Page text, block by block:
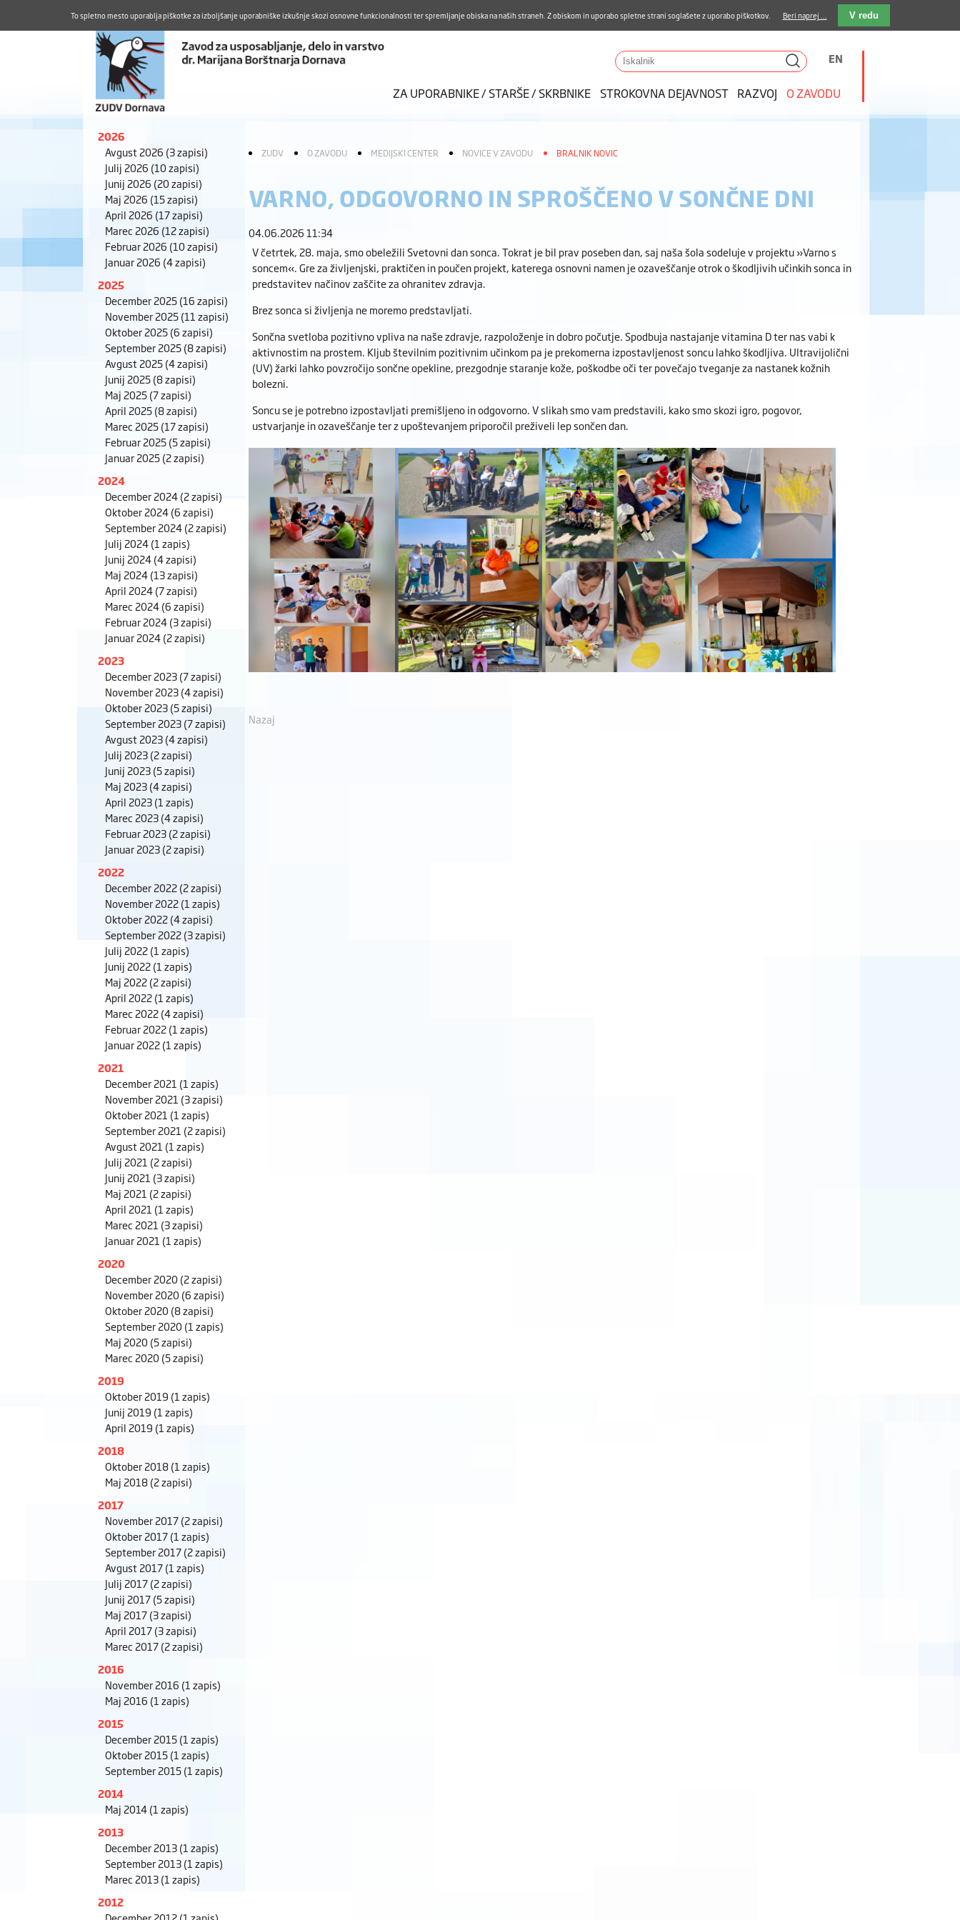
Aktualno Karierni razvoj Pohvale in pritožbe Dostava kosil Kakovost in varnost
E-pošta
Iskalnik EN
ZA UPORABNIKE / STARŠE / SKRBNIKE STROKOVNA DEJAVNOST RAZVOJ O ZAVODU
2026
Avgust 2026 (3 zapisi)
Julij 2026 (10 zapisi)
Junij 2026 (20 zapisi)
Maj 2026 (15 zapisi)
April 2026 (17 zapisi)
Marec 2026 (12 zapisi)
Februar 2026 (10 zapisi)
Januar 2026 (4 zapisi)
2025
December 2025(16 zapisi)
November 2025(11 zapisi)
Oktober 2025(6 zapisi)
September 2025(8 zapisi)
Avgust 2025(4 zapisi)
Junij 2025(8 zapisi)
Maj 2025(7 zapisi)
April 2025(8 zapisi)
Marec 2025(17 zapisi)
Februar 2025(5 zapisi)
Januar 2025(2 zapisi)
2024
December 2024(2 zapisi)
Oktober 2024(6 zapisi)
September 2024(2 zapisi)
Julij 2024(1 zapis)
Junij 2024(4 zapisi)
Maj 2024(13 zapisi)
April 2024(7 zapisi)
Marec 2024(6 zapisi)
Februar 2024(3 zapisi)
Januar 2024(2 zapisi)
2023
December 2023(7 zapisi)
November 2023(4 zapisi)
Oktober 2023(5 zapisi)
September 2023(7 zapisi)
Avgust 2023(4 zapisi)
Julij 2023(2 zapisi)
Junij 2023(5 zapisi)
Maj 2023(4 zapisi)
April 2023(1 zapis)
Marec 2023(4 zapisi)
Februar 2023(2 zapisi)
Januar 2023(2 zapisi)
2022
December 2022(2 zapisi)
November 2022(1 zapis)
Oktober 2022(4 zapisi)
September 2022(3 zapisi)
Julij 2022(1 zapis)
Junij 2022(1 zapis)
Maj 2022(2 zapisi)
April 2022(1 zapis)
Marec 2022(4 zapisi)
Februar 2022(1 zapis)
Januar 2022(1 zapis)
2021
December 2021 (1 zapis)
November 2021 (3 zapisi)
Oktober 2021 (1 zapis)
September 2021 (2 zapisi)
Avgust 2021 (1 zapis)
Julij 2021 (2 zapisi)
Junij 2021 (3 zapisi)
Maj 2021 (2 zapisi)
April 2021 (1 zapis)
Marec 2021 (3 zapisi)
Januar 2021 (1 zapis)
2020
December 2020(2 zapisi)
November 2020(6 zapisi)
Oktober 2020(8 zapisi)
September 2020(1 zapis)
Maj 2020(5 zapisi)
Marec 2020(5 zapisi)
2019
Oktober 2019 (1 zapis)
Junij 2019 (1 zapis)
April 2019 (1 zapis)
2018
Oktober 2018(1 zapis)
Maj 2018(2 zapisi)
2017
November 2017(2 zapisi)
Oktober 2017(1 zapis)
September 2017(2 zapisi)
Avgust 2017(1 zapis)
Julij 2017(2 zapisi)
Junij 2017(5 zapisi)
Maj 2017(3 zapisi)
April 2017(3 zapisi)
Marec 2017(2 zapisi)
2016
November 2016 (1 zapis)
Maj 2016 (1 zapis)
2015
December 2015(1 zapis)
Oktober 2015(1 zapis)
September 2015(1 zapis)
2014
Maj 2014(1 zapis)
2013
December 2013(1 zapis)
September 2013(1 zapis)
Marec 2013(1 zapis)
2012
ZUDV O ZAVODU MEDIJSKI CENTER NOVICE V ZAVODU BRALNIK NOVIC
VARNO, ODGOVORNO IN SPROŠČENO V SONČNE DNI
04.06.2026 11:34
V četrtek, 28. maja, smo obeležili Svetovni dan sonca. Tokrat je bil prav poseben dan, saj naša šola sodeluje v projektu »Varno s
soncem«. Gre za življenjski, praktičen in poučen projekt, katerega osnovni namen je ozaveščanje otrok o škodljivih učinkih sonca in
predstavitev načinov zaščite za ohranitev zdravja.
Brez sonca si življenja ne moremo predstavljati.
Sončna svetloba pozitivno vpliva na naše zdravje, razpoloženje in dobro počutje. Spodbuja nastajanje vitamina D ter nas vabi k
aktivnostim na prostem. Kljub številnim pozitivnim učinkom pa je prekomerna izpostavljenost soncu lahko škodljiva. Ultravijolični
(UV) žarki lahko povzročijo sončne opekline, prezgodnje staranje kože, poškodbe oči ter povečajo tveganje za nastanek kožnih
bolezni.
Soncu se je potrebno izpostavljati premišljeno in odgovorno. V slikah smo vam predstavili, kako smo skozi igro, pogovor,
ustvarjanje in ozaveščanje ter z upoštevanjem priporočil preživeli lep sončen dan.
Nazaj
To spletno mesto uporablja piškotke za izboljšanje uporabniške izkušnje skozi osnovne funkcionalnosti ter spremljanje obiska na naših straneh. Z obiskom in uporabo spletne strani soglašete z uporabo piškotkov. Beri naprej ... V redu